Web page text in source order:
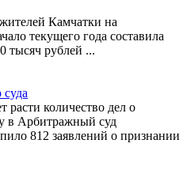
Камчатки на
текущего года составила
тысяч рублей ...
расти количество дел о
в Арбитражный суд
812 заявлений о признании